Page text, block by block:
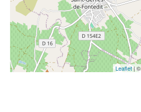
Leaflet| ©